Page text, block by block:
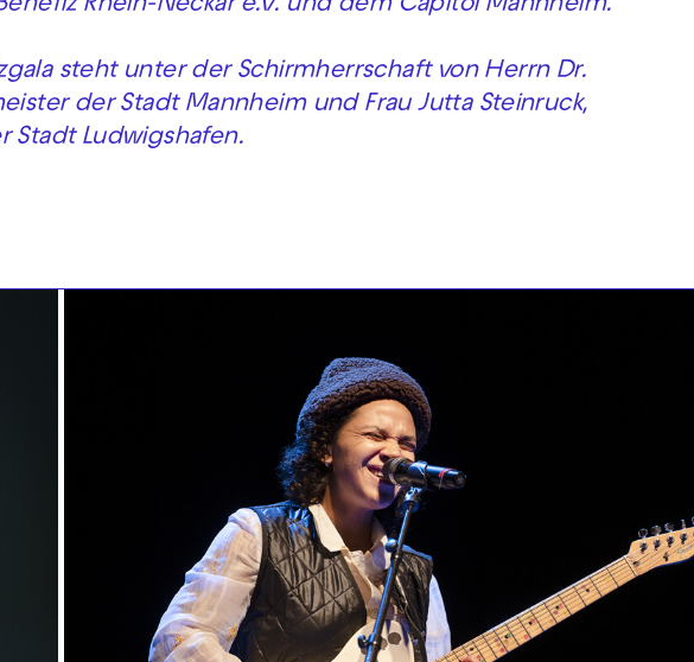
Rhein-Neckar e.V. und dem Capitol Mannheim.
steht unter der Schirmherrschaft von Herrn Dr.
der Stadt Mannheim und Frau Jutta Steinruck,
Stadt Ludwigshafen.